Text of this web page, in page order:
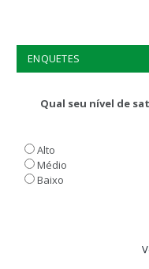
ENQUETES
Qual seu nível de
Alto
Médio
Baixo